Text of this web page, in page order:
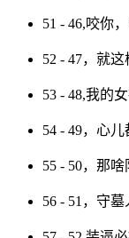
51 - 46,咬你，
52 - 47，就
53 - 48,我的女
54 - 49，心儿
55 - 50，那啥
56 - 51，守